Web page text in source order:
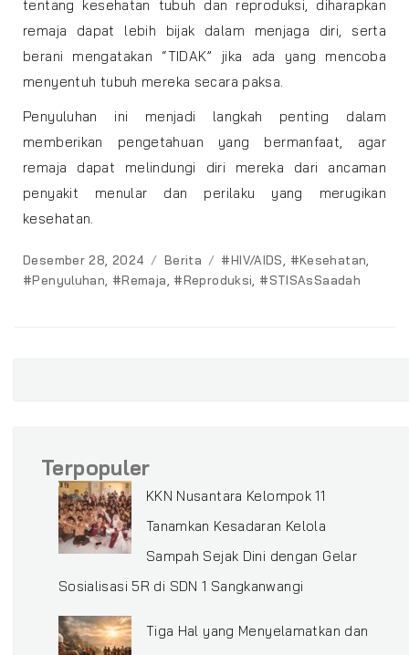
tentang kesehatan tubuh dan reproduksi, diharapkan
remaja dapat lebih bijak dalam menjaga diri, serta
berani mengatakan “TIDAK” jika ada yang mencoba
menyentuh tubuh mereka secara paksa.
Penyuluhan ini menjadi langkah penting dalam
memberikan pengetahuan yang bermanfaat, agar
remaja dapat melindungi diri mereka dari ancaman
penyakit menular dan perilaku yang merugikan
kesehatan.
Posted
on
Desember 28, 2024 Categories
Berita Tags
#HIV/AIDS, #Kesehatan,
#Penyuluhan, #Remaja, #Reproduksi, #STISAsSaadah
Terpopuler
KKN Nusantara Kelompok 11
Tanamkan Kesadaran Kelola
Sampah Sejak Dini dengan Gelar
Sosialisasi 5R di SDN 1 Sangkanwangi
Tiga Hal yang Menyelamatkan dan